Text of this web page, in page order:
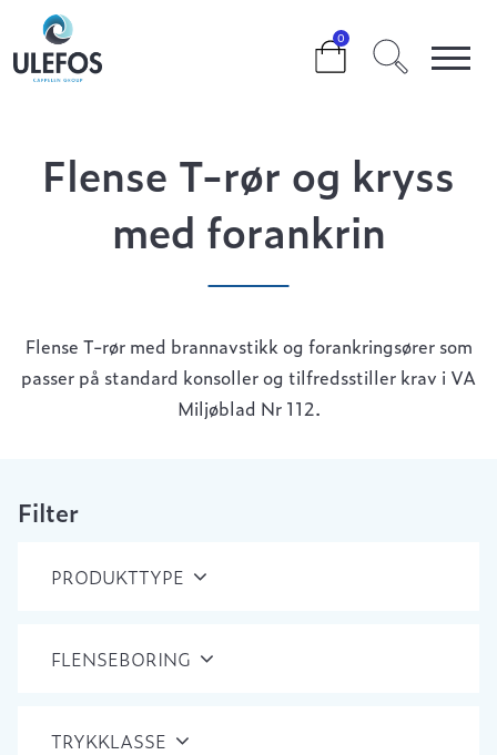
0
>> FLENSE T-RØR OG KRYSS MED FORANKRIN
Flense T-rør og kryss
med forankrin
Flense T-rør med brannavstikk og forankringsører som
passer på standard konsoller og tilfredsstiller krav i VA
Miljøblad Nr 112.
Filter
PRODUKTTYPE
FLENSEBORING
TRYKKLASSE